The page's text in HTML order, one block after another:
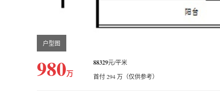
户型图
980万
88329元/平米
首付 294 万（仅供参考）